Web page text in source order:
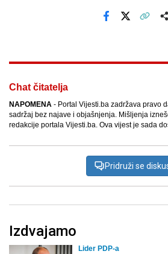
Chat čitatelja
NAPOMENA - Portal Vijesti.ba zadržava pravo
sadržaj bez najave i objašnjenja. Mišljenja
redakcije portala Vijesti.ba. Ova vijest je sada
Pridruži se
Izdvajamo
Lider PDP-a